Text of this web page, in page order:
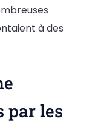
à des
par les